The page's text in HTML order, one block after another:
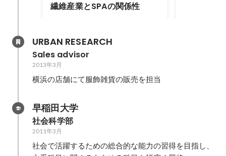
繊維産業とSPAの関係性
URBAN RESEARCH
Sales advisor
2013年3月
横浜の店舗にて服飾雑貨の販売を担当
早稲田大学
社会科学部
2011年3月
社会で活躍するための総合的な能力の習得を目指し、